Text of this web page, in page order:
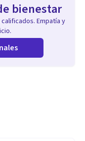
bienestar
Empatía y